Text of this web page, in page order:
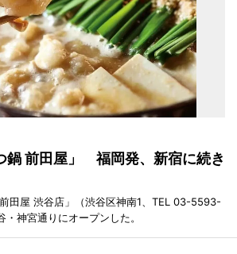
鍋 前田屋」 福岡発、新宿に続き
田屋 渋谷店」（渋谷区神南1、TEL 03-5593-
神宮通りにオープンした。